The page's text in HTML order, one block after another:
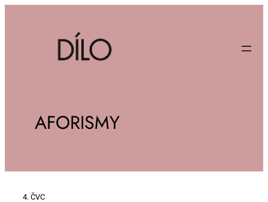
AFORISMY
4. ČVC